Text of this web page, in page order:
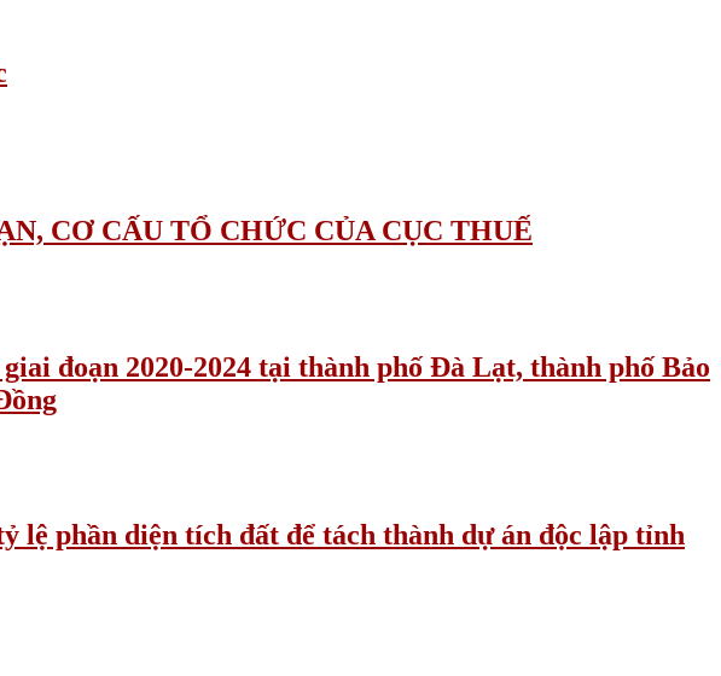
CƠ CẤU TỔ CHỨC CỦA CỤC THUẾ
đoạn 2020-2024 tại thành phố Đà Lạt, thành phố Bảo
lệ phần diện tích đất để tách thành dự án độc lập tỉnh